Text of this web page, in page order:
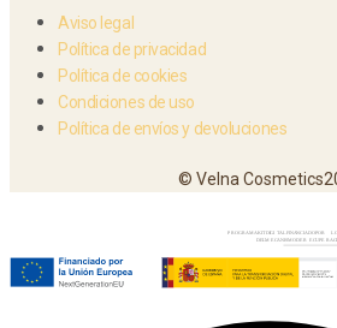
Aviso legal
Política de privacidad
Política de cookies
Condiciones de uso
Política de envíos y devoluciones
© Velna